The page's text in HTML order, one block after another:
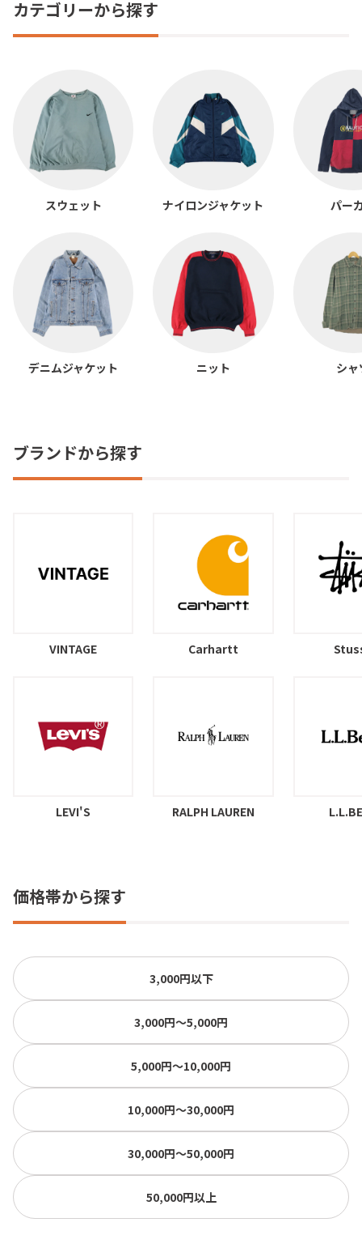
カテゴリーから探す
スウェット ナイロンジャケット パー
デニムジャケット ニット シャ
ブランドから探す
VINTAGE Carhartt
LEVI'S RALPH LAUREN
価格帯から探す
3,000円以下
3,000円〜5,000円
5,000円〜10,000円
10,000円〜30,000円
30,000円〜50,000円
50,000円以上